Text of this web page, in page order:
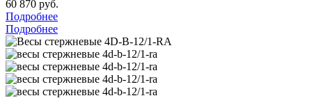
60 870 руб.
Подробнее
Подробнее